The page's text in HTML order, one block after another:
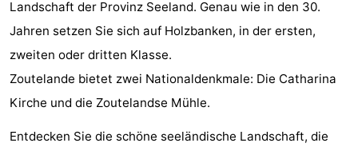
Radfahren
-
Reiten
-
Landschaft der Provinz Seeland. Genau wie in den 30.
Jahren setzen Sie sich auf Holzbanken, in der ersten,
zweiten oder dritten Klasse.
Zoutelande bietet zwei Nationaldenkmale: Die Catharina
Kirche und die Zoutelandse Mühle.
Entdecken Sie die schöne seeländische Landschaft, die